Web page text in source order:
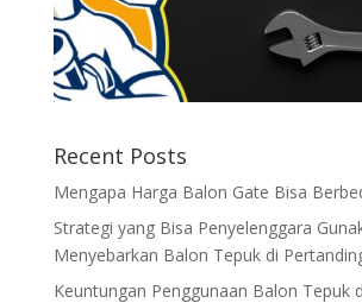
Recent Posts
Mengapa Harga Balon Gate Bisa
Strategi yang Bisa Penyelenggara
Menyebarkan Balon Tepuk di
Keuntungan Penggunaan Balon Tepuk